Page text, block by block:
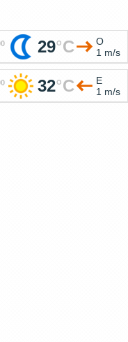
29°C
O
1 m/s
32°C
E
1 m/s